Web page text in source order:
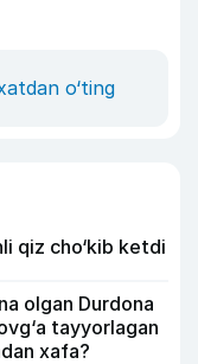
o‘ting
qiz cho‘kib ketdi
olgan Durdona
tayyorlagan
xafa?